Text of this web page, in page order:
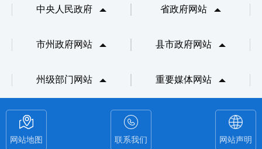
中央人民政府 省政府网站
市州政府网站 县市政府网站
州级部门网站 重要媒体网站
网站地图 联系我们 网站声明